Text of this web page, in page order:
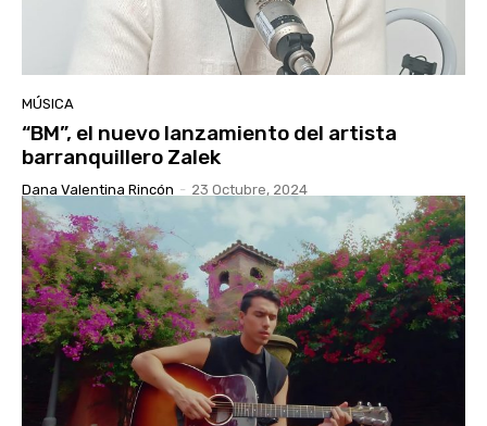
MÚSICA
“BM”, el nuevo lanzamiento del artista
barranquillero Zalek
Dana Valentina Rincón - 23 Octubre, 2024